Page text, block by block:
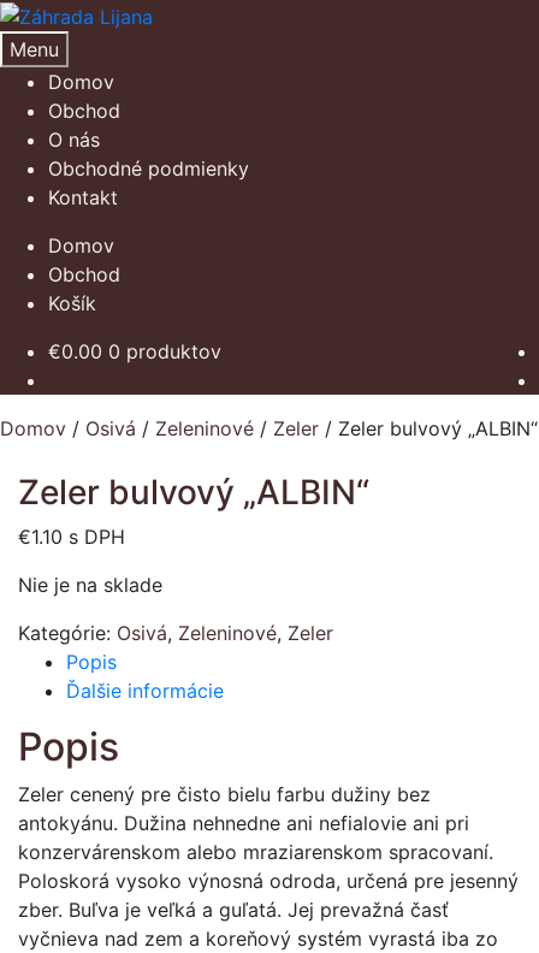
Preskočiť
na
navigáciu
Preskočiť
na
obsah
Menu
Domov
Obchod
O nás
Obchodné podmienky
Kontakt
Domov
Obchod
Košík
€0.00 0 produktov
Domov / Osivá / Zeleninové / Zeler / Zeler bulvový „ALBIN“
Zeler bulvový „ALBIN“
€1.10 s DPH
Nie je na sklade
Kategórie: Osivá, Zeleninové, Zeler
Popis
Ďalšie informácie
Popis
Zeler cenený pre čisto bielu farbu dužiny bez
antokyánu. Dužina nehnedne ani nefialovie ani pri
konzervárenskom alebo mraziarenskom spracovaní.
Poloskorá vysoko výnosná odroda, určená pre jesenný
zber. Buľva je veľká a guľatá. Jej prevažná časť
vyčnieva nad zem a koreňový systém vyrastá iba zo